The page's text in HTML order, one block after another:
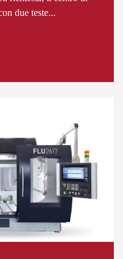
due teste...